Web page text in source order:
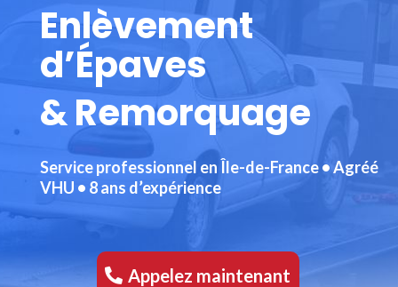
Enlèvement
d’Épaves
& Remorquage
Service professionnel en Île-de-France • Agréé
VHU • 8 ans d’expérience
Appelez maintenant